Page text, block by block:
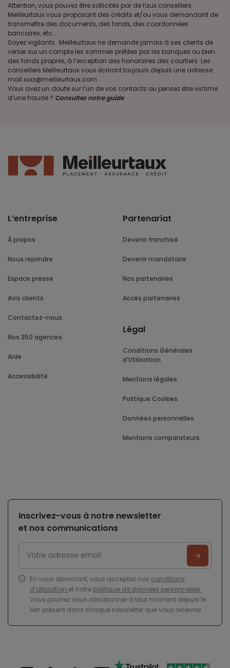
Attention, vous pouvez être sollicités par de faux conseillers
Meilleurtaux vous proposant des crédits et/ou vous demandant de
transmettre des documents, des fonds, des coordonnées
bancaires, etc.
Soyez vigilants · Meilleurtaux ne demande jamais à ses clients de
verser sur un compte les sommes prêtées par les banques ou bien
des fonds propres, à l’exception des honoraires des courtiers. Les
conseillers Meilleurtaux vous écriront toujours depuis une adresse
mail xxxx@meilleurtaux.com
Vous avez un doute sur l’un de vos contacts ou pensez être victime
d’une fraude ? Consultez notre guide.
L’entreprise
À propos
Nous rejoindre
Espace presse
Avis clients
Contactez-nous
Nos 350 agences
Aide
Accessibilité
Partenariat
Devenir franchisé
Devenir mandataire
Nos partenaires
Accès partenaires
Légal
Conditions Générales
d'Utilisation
Mentions légales
Politique Cookies
Données personnelles
Mentions comparateurs
Inscrivez-vous à notre newsletter
et nos communications
En vous abonnant, vous acceptez nos conditions
d’utilisation et notre politique de données personnelles .
Vous pourrez vous désabonner à tout moment depuis le
lien présent dans chaque newsletter que vous recevrez.